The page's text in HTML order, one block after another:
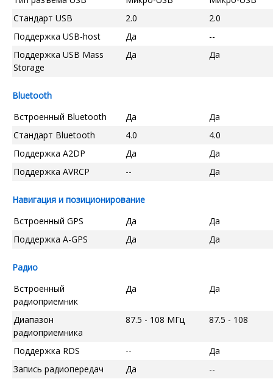
Стандарт USB
2.0
2.0
Поддержка USB-host
Да
--
Поддержка USB Mass
Storage
Да Да
Bluetooth
Встроенный Bluetooth
Да
Да
Стандарт Bluetooth
4.0
4.0
Поддержка A2DP
Да
Да
Поддержка AVRCP
-- Да
Навигация и позиционирование
Встроенный GPS
Да
Да
Поддержка A-GPS
Да Да
Радио
Встроенный
радиоприемник
Да Да
Диапазон
радиоприемника
87.5 - 108 МГц 87.5 - 108
Поддержка RDS --
Да
Запись радиопередач
Да --